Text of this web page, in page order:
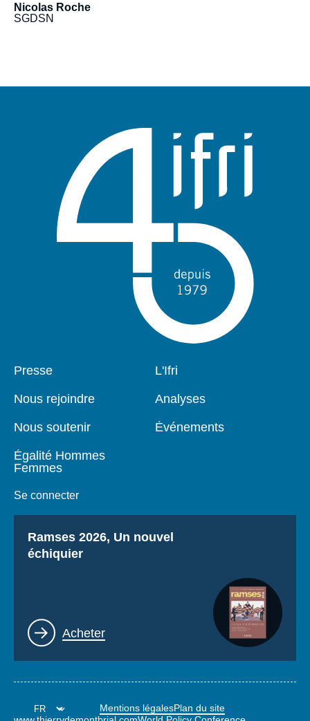
Nicolas Roche
SGDSN
Pied
Presse
Nous rejoindre
Nous soutenir
Égalité Hommes
Femmes
Se connecter
Navigation
L'Ifri
Analyses
Événements
Titre
Ramses 2026, Un nouvel
échiquier
Lien
Acheter
Mentions légalesPlan du site